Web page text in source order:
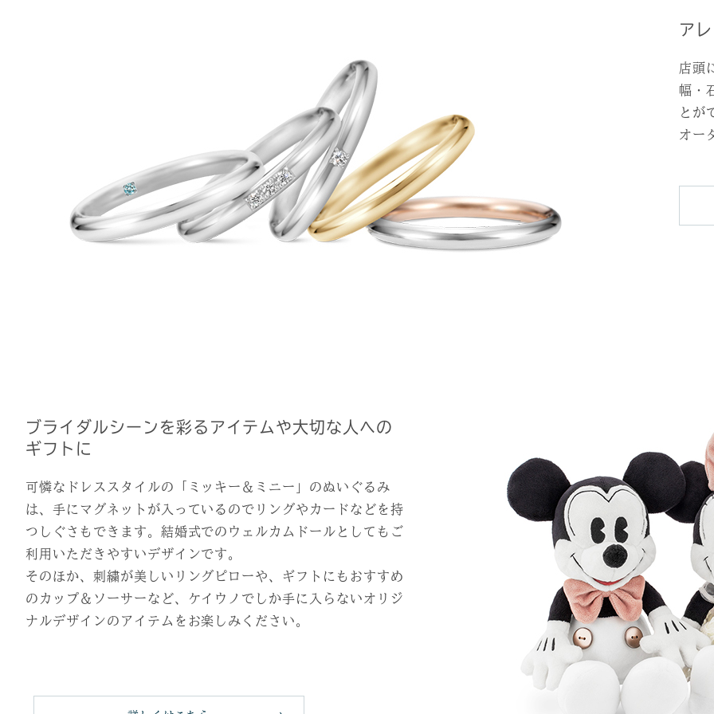
ア
店頭
幅・
とが
オー
ブライダルシーンを彩るアイテムや大切な人への
ギフトに
可憐なドレススタイルの「ミッキー＆ミニー」のぬいぐるみ
は、手にマグネットが入っているのでリングやカードなどを持
つしぐさもできます。結婚式でのウェルカムドールとしてもご
利用いただきやすいデザインです。
そのほか、刺繍が美しいリングピローや、ギフトにもおすすめ
のカップ＆ソーサーなど、ケイウノでしか手に入らないオリジ
ナルデザインのアイテムをお楽しみください。